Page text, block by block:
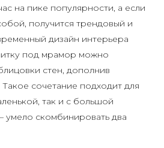
на пике популярности, а если
получится трендовый и
дизайн интерьера
под мрамор можно
стен, дополнив
сочетание подходит для
так и с большой
умело скомбинировать два